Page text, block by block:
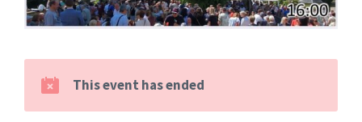
This event has ended